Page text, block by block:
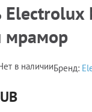
мрамор
в наличииБренд: